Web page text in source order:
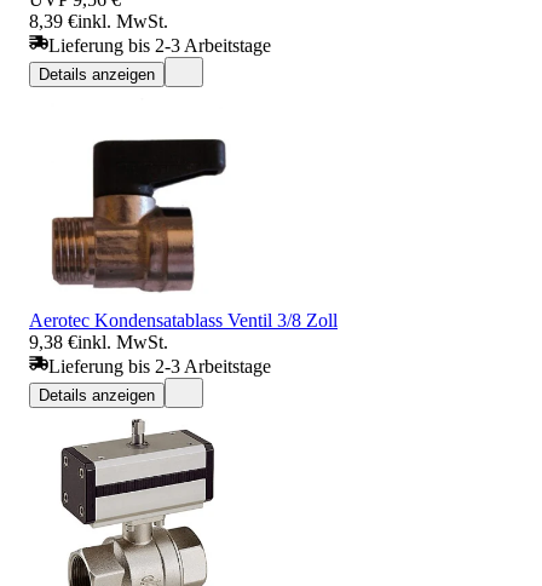
8,39 €inkl. MwSt.
Lieferung bis 2-3 Arbeitstage
Details anzeigen
Aerotec Kondensatablass Ventil 3/8 Zoll
9,38 €inkl. MwSt.
Lieferung bis 2-3 Arbeitstage
Details anzeigen